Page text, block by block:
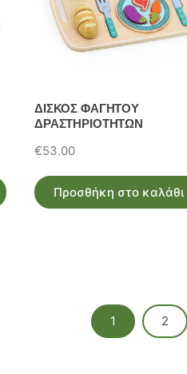
ΔΙΣΚΟΣ ΦΑΓΗΤΟΥ
ΔΡΑΣΤΗΡΙΟΤΗΤΩΝ
€53.00
Προσθήκη στο καλάθι
1 2